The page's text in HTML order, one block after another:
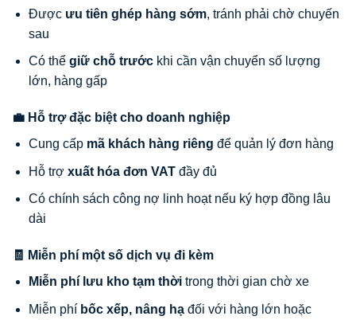
Được ưu tiên ghép hàng sớm, tránh phải chờ chuyến
sau
Có thể giữ chỗ trướckhi cần vận chuyển số lượng
lớn, hàng gấp
💼 Hỗ trợ đặc biệt cho doanh nghiệp
Cung cấp mã khách hàng riêng để quản lý đơn hàng
Hỗ trợ xuất hóa đơn VATđầy đủ
Có chính sách công nợ linh hoạt nếu ký hợp đồng lâu
dài
🧾 Miễn phí một số dịch vụ đi kèm
Miễn phí lưu kho tạm thờitrong thời gian chờ xe
Miễn phí bốc xếp, nâng hạđối với hàng lớn hoặc